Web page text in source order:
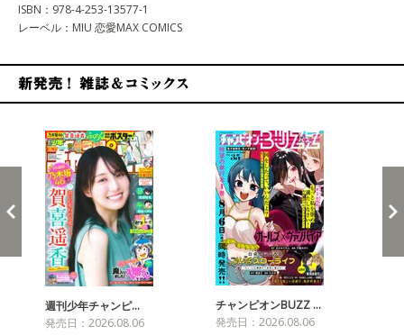
ISBN：978-4-253-13577-1
レーベル：MIU 恋愛MAX COMICS
週刊少年チャンピ…
発売日：2026.08.06
チャンピオンBUZZ …
発売日：2026.08.06